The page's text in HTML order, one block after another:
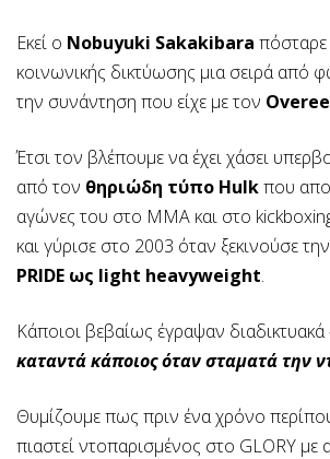
Εκεί ο Nobuyuki Sakakibara
κοινωνικής δικτύωσης μια σειρά από
την συνάντηση που είχε με τον
Έτσι τον βλέπουμε να έχει χάσει
από τον θηριώδη τύπο Hulkπου
αγώνες του στο ΜΜΑ και στο
και γύρισε στο 2003 όταν ξεκινούσε
PRIDE ως light heavyweight.
Κάποιοι βεβαίως έγραψαν διαδικτυακά
καταντά κάποιος όταν σταματά την
Θυμίζουμε πως πριν ένα χρόνο
πιαστεί ντοπαρισμένος στο GLORY με